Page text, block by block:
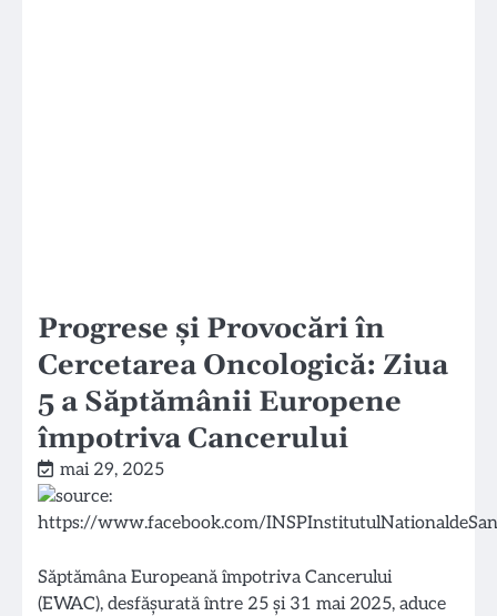
Progrese și Provocări în
Cercetarea Oncologică: Ziua
5 a Săptămânii Europene
împotriva Cancerului
mai 29, 2025
Săptămâna Europeană împotriva Cancerului
(EWAC), desfășurată între 25 și 31 mai 2025, aduce